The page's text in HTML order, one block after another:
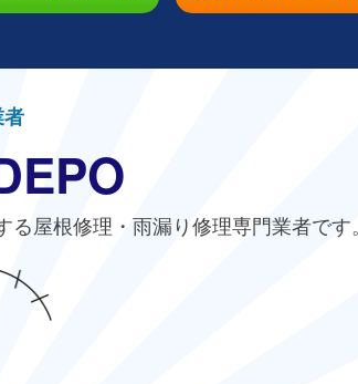
屋根修理・雨漏り修理専門業者です。